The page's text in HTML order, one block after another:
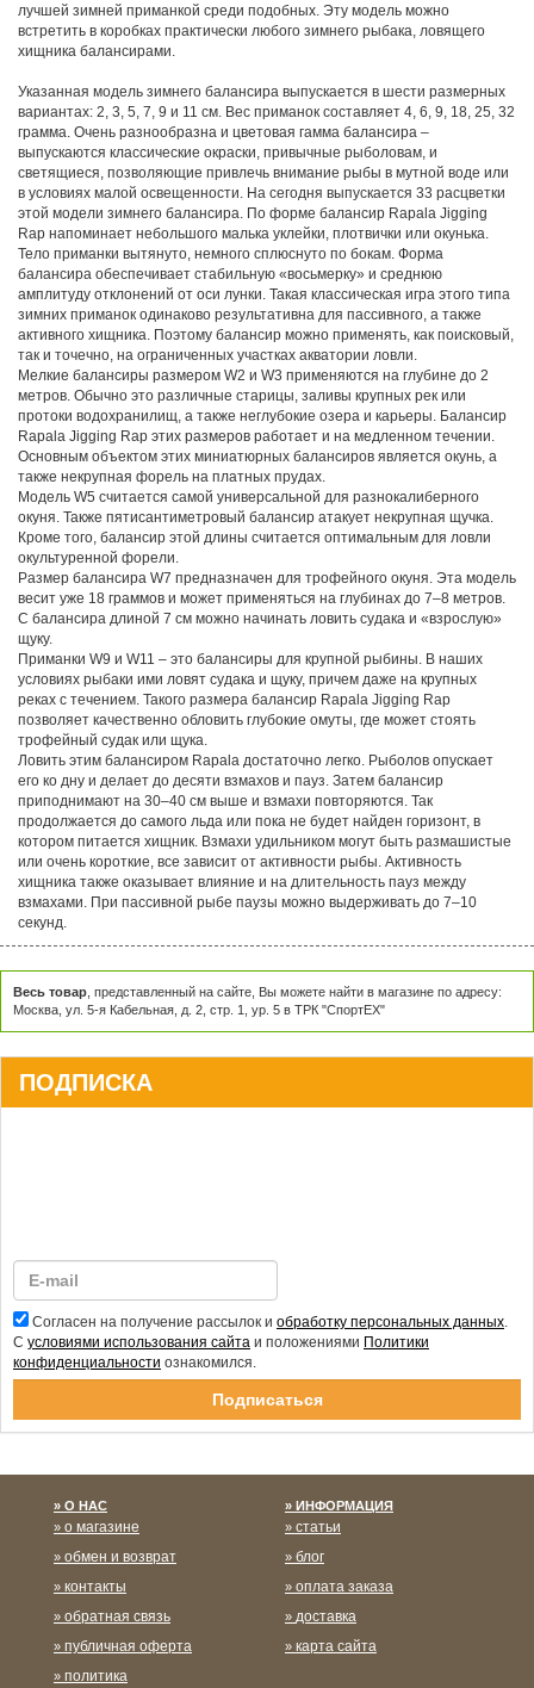
лучшей зимней приманкой среди подобных. Эту модель можно
встретить в коробках практически любого зимнего рыбака, ловящего
хищника балансирами.
Указанная модель зимнего балансира выпускается в шести размерных
вариантах: 2, 3, 5, 7, 9 и 11 см. Вес приманок составляет 4, 6, 9, 18, 25, 32
грамма. Очень разнообразна и цветовая гамма балансира –
выпускаются классические окраски, привычные рыболовам, и
светящиеся, позволяющие привлечь внимание рыбы в мутной воде или
в условиях малой освещенности. На сегодня выпускается 33 расцветки
этой модели зимнего балансира. По форме балансир Rapala Jigging
Rap напоминает небольшого малька уклейки, плотвички или окунька.
Тело приманки вытянуто, немного сплюснуто по бокам. Форма
балансира обеспечивает стабильную «восьмерку» и среднюю
амплитуду отклонений от оси лунки. Такая классическая игра этого типа
зимних приманок одинаково результативна для пассивного, а также
активного хищника. Поэтому балансир можно применять, как поисковый,
так и точечно, на ограниченных участках акватории ловли.
Мелкие балансиры размером W2 и W3 применяются на глубине до 2
метров. Обычно это различные старицы, заливы крупных рек или
протоки водохранилищ, а также неглубокие озера и карьеры. Балансир
Rapala Jigging Rap этих размеров работает и на медленном течении.
Основным объектом этих миниатюрных балансиров является окунь, а
также некрупная форель на платных прудах.
Модель W5 считается самой универсальной для разнокалиберного
окуня. Также пятисантиметровый балансир атакует некрупная щучка.
Кроме того, балансир этой длины считается оптимальным для ловли
окультуренной форели.
Размер балансира W7 предназначен для трофейного окуня. Эта модель
весит уже 18 граммов и может применяться на глубинах до 7–8 метров.
С балансира длиной 7 см можно начинать ловить судака и «взрослую»
щуку.
Приманки W9 и W11 – это балансиры для крупной рыбины. В наших
условиях рыбаки ими ловят судака и щуку, причем даже на крупных
реках с течением. Такого размера балансир Rapala Jigging Rap
позволяет качественно обловить глубокие омуты, где может стоять
трофейный судак или щука.
Ловить этим балансиром Rapala достаточно легко. Рыболов опускает
его ко дну и делает до десяти взмахов и пауз. Затем балансир
приподнимают на 30–40 см выше и взмахи повторяются. Так
продолжается до самого льда или пока не будет найден горизонт, в
котором питается хищник. Взмахи удильником могут быть размашистые
или очень короткие, все зависит от активности рыбы. Активность
хищника также оказывает влияние и на длительность пауз между
взмахами. При пассивной рыбе паузы можно выдерживать до 7–10
секунд.
Весь товар , представленный на сайте, Вы можете найти в магазине по адресу:
Москва, ул. 5-я Кабельная, д. 2, стр. 1, ур. 5 в ТРК "СпортЕХ"
ПОДПИСКА
Согласен на получение рассылок и обработку персональных данных
С условиями использования сайта и положениями Политики
конфиденциальности ознакомился.
О НАС
о магазине
обмен и возврат
контакты
обратная связь
публичная оферта
политика
ИНФОРМАЦИЯ
статьи
блог
оплата заказа
доставка
карта сайта